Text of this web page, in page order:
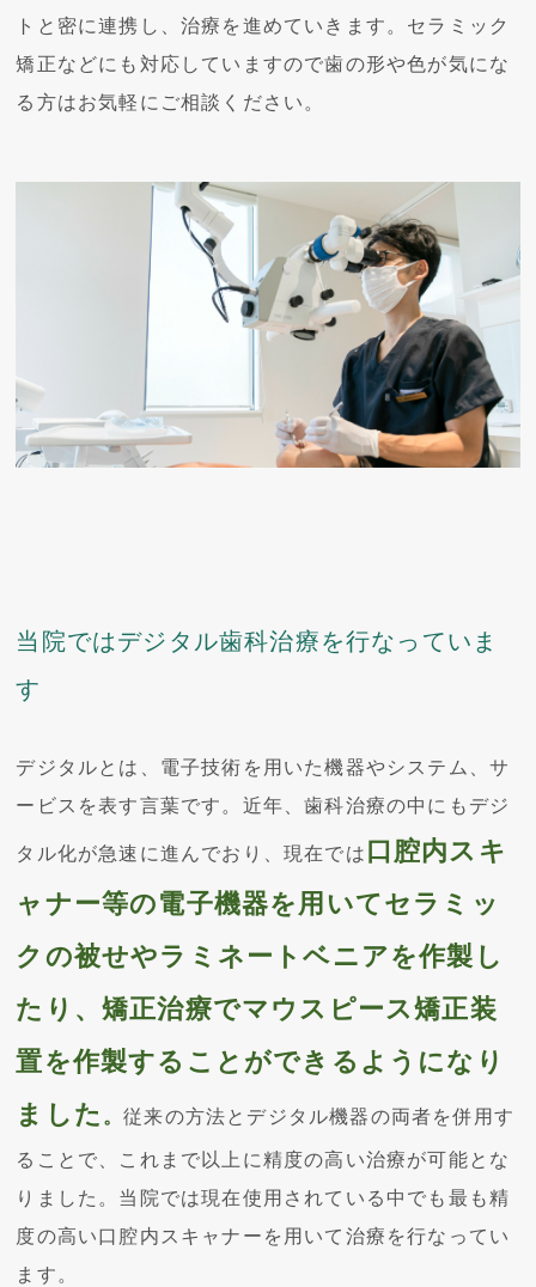
トと密に連携し、治療を進めていきます。セラミック
矯正などにも対応していますので歯の形や色が気にな
る方はお気軽にご相談ください。
当院ではデジタル歯科治療を行なっていま
す
デジタルとは、電子技術を用いた機器やシステム、サ
ービスを表す言葉です。近年、歯科治療の中にもデジ
タル化が急速に進んでおり、現在では 口腔内スキ
ャナー等の電子機器を用いてセラミッ
クの被せやラミネートベニアを作製し
たり、矯正治療でマウスピース矯正装
置を作製することができるようになり
ました 。従来の方法とデジタル機器の両者を併用す
ることで、これまで以上に精度の高い治療が可能とな
りました。当院では現在使用されている中でも最も精
度の高い口腔内スキャナーを用いて治療を行なってい
ます。